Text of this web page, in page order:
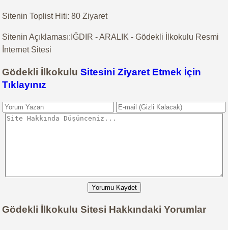
Sitenin Toplist Hiti: 80 Ziyaret
Sitenin Açıklaması:IĞDIR - ARALIK - Gödekli İlkokulu Resmi
İnternet Sitesi
Gödekli İlkokuluSitesini Ziyaret Etmek İçin
Tıklayınız
Yorumu Kaydet
Gödekli İlkokulu Sitesi Hakkındaki Yorumlar